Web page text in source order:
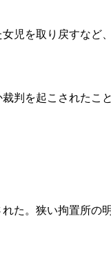
児を取り戻すなど
判を起こされたこ
た。狭い拘置所の